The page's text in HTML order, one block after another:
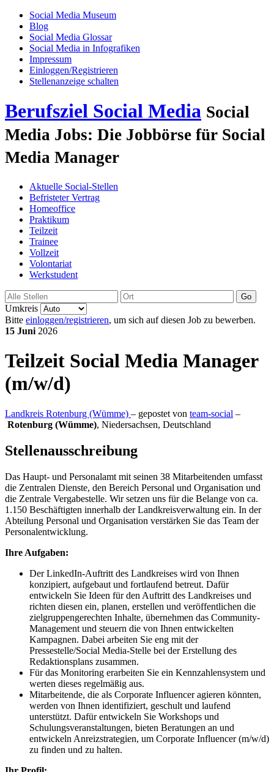
Social Media Museum
Blog
Social Media Glossar
Social Media in Infografiken
Impressum
Einloggen/Registrieren
Stellenanzeige schalten
Berufsziel Social Media Social
Media Jobs: Die Jobbörse für Social
Media Manager
Aktuelle Social-Stellen
Befristeter Vertrag
Homeoffice
Praktikum
Teilzeit
Trainee
Vollzeit
Volontariat
Werkstudent
Go
Umkreis
Bitte einloggen/registrieren, um sich auf diesen Job zu bewerben.
15 Juni 2026
Teilzeit Social Media Manager
(m/w/d)
Landkreis Rotenburg (Wümme) – gepostet von team-social –
Rotenburg (Wümme), Niedersachsen, Deutschland
Stellenausschreibung
Das Haupt- und Personalamt mit seinen 38 Mitarbeitenden umfasst
die Zentralen Dienste, den Bereich Personal und Organisation und
die Zentrale Vergabestelle. Wir setzen uns für die Belange von ca.
1.150 Beschäftigten innerhalb der Landkreisverwaltung ein. In der
Abteilung Personal und Organisation verstärken Sie das Team der
Personalentwicklung.
Ihre Aufgaben:
Der LinkedIn-Auftritt des Landkreises wird von Ihnen
konzipiert, aufgebaut und fortlaufend betreut. Dafür
entwickeln Sie Ideen für den Auftritt des Landkreises und
richten diesen ein, planen, erstellen und veröffentlichen die
zielgruppengerechten Inhalte, übernehmen das Community-
Management und steuern die von Ihnen entwickelten
Kampagnen. Dabei arbeiten Sie eng mit der
Pressestelle/Social Media-Stelle bei der Erstellung des
Redaktionsplans zusammen.
Für das Monitoring erarbeiten Sie ein Kennzahlensystem und
werten dieses regelmäßig aus.
Mitarbeitende, die als Corporate Influencer agieren könnten,
werden von Ihnen identifiziert, geschult und laufend
unterstützt. Dafür entwickeln Sie Workshops und
Schulungsveranstaltungen, bieten Beratungen an und
entwickeln Anreizstrategien, um Corporate Influencer (m/w/d)
zu finden und zu halten.